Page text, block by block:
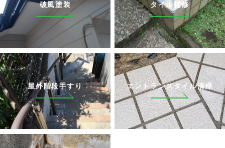
破風塗装 タイル補修
屋外階段手すり エントランスタイル清掃